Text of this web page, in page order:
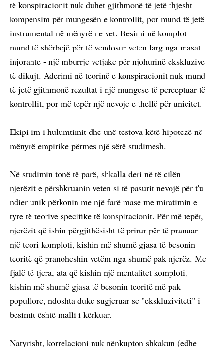
të konspiracionit nuk duhet gjithmonë të jetë thjesht
kompensim për mungesën e kontrollit, por mund të jetë
instrumental në mënyrën e vet. Besimi në komplot
mund të shërbejë për të vendosur veten larg nga masat
injorante - një mburrje vetjake për njohurinë ekskluzive
të dikujt. Aderimi në teorinë e konspiracionit nuk mund
të jetë gjithmonë rezultat i një mungese të perceptuar të
kontrollit, por më tepër një nevoje e thellë për unicitet.
Ekipi im i hulumtimit dhe unë testova këtë hipotezë në
mënyrë empirike përmes një sërë studimesh.
Në studimin tonë të parë, shkalla deri në të cilën
njerëzit e përshkruanin veten si të pasurit nevojë për t'u
ndier unik përkonin me një farë mase me miratimin e
tyre të teorive specifike të konspiracionit. Për më tepër,
njerëzit që ishin përgjithësisht të prirur për të pranuar
një teori komploti, kishin më shumë gjasa të besonin
teoritë që pranoheshin vetëm nga shumë pak njerëz. Me
fjalë të tjera, ata që kishin një mentalitet komploti,
kishin më shumë gjasa të besonin teoritë më pak
popullore, ndoshta duke sugjeruar se "ekskluziviteti" i
besimit është malli i kërkuar.
Natyrisht, korrelacioni nuk nënkupton shkakun (edhe